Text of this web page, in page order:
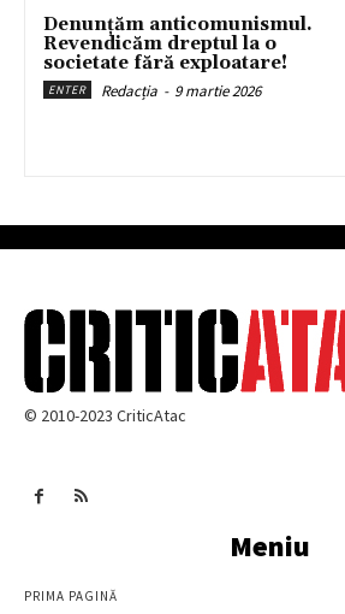
Denunțăm anticomunismul.
Revendicăm dreptul la o
societate fără exploatare!
ENTER Redacția - 9 martie 2026
© 2010-2023 CriticAtac
Meniu
PRIMA PAGINĂ